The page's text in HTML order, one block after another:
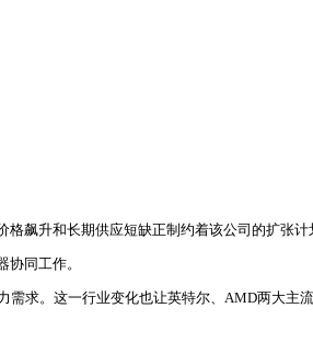
飙升和长期供应短缺正制约着该公司的扩张计
同工作。
求。这一行业变化也让英特尔、AMD两大主